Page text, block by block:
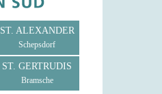
ST. ALEXANDER
Schepsdorf
ST. GERTRUDIS
Bramsche